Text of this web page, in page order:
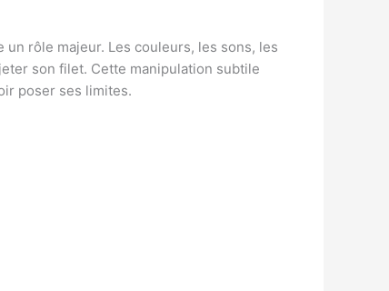
rôle majeur. Les couleurs, les sons, les
son filet. Cette manipulation subtile
poser ses limites.